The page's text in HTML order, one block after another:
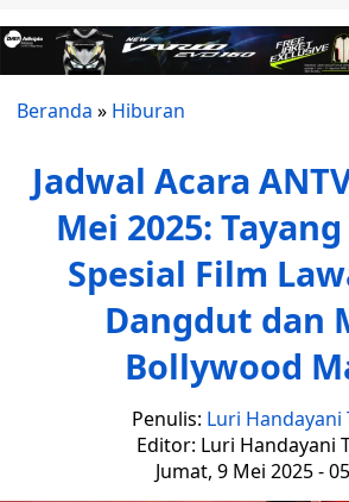
Beranda » Hiburan
Jadwal Acara
Mei 2025:
Spesial Film
Dangdut dan
Bollywood
Penulis: Luri Handayani
Editor: Luri Handayani
Jumat, 9 Mei 2025 -